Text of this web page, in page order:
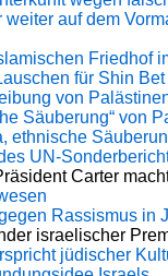
auf dem
Friedhof
für Shin Bet
von
Säuberung“ von
ethnische
UN-
Carter
Rassismus in
israelischer
jüdischer